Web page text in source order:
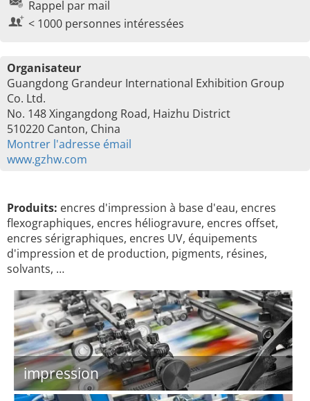
Rappel par mail
< 1000 personnes intéressées
Organisateur
Guangdong Grandeur International Exhibition Group
Co. Ltd.
No. 148 Xingangdong Road, Haizhu District
510220 Canton, China
Montrer l'adresse émail
www.gzhw.com
Produits: encres d'impression à base d'eau, encres
flexographiques, encres héliogravure, encres offset,
encres sérigraphiques, encres UV, équipements
d'impression et de production, pigments, résines,
solvants, …
impression